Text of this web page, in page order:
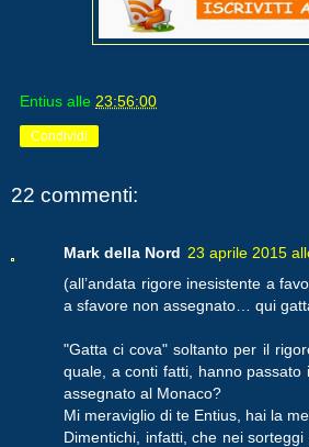
Entius alle 23:56:00
Condividi
22 commenti:
Mark della Nord 23 aprile 2015
(all’andata rigore inesistente a
a sfavore non assegnato… qui
"Gatta ci cova" soltanto per il
quale, a conti fatti, hanno
assegnato al Monaco?
Mi meraviglio di te Entius, hai la
Dimentichi, infatti, che nei